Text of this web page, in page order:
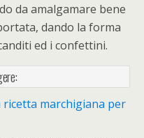
da amalgamare bene
dando la forma
ed i confettini.
ricetta marchigiana per